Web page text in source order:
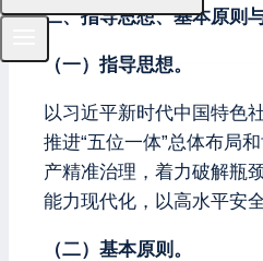
二、指导思想、基本原则
（一）指导思想。
以习近平新时代中国特色
推进“五位一体”总体布局
产精准治理，着力破解瓶
能力现代化，以高水平安
（二）基本原则。